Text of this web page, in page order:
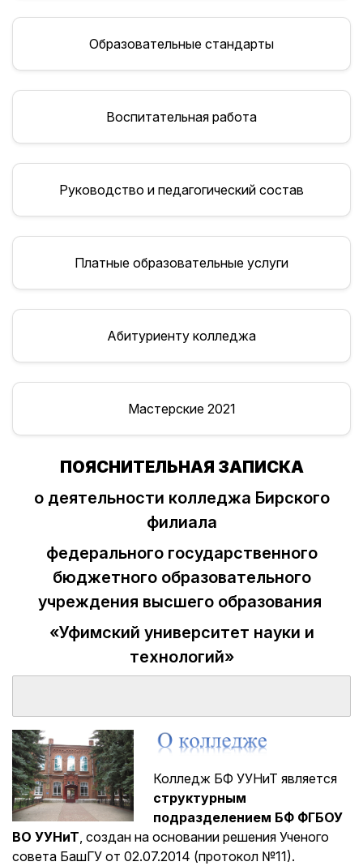
Образовательные стандарты
Воспитательная работа
Руководство и педагогический состав
Платные образовательные услуги
Абитуриенту колледжа
Мастерские 2021
ПОЯСНИТЕЛЬНАЯ ЗАПИСКА
о деятельности колледжа Бирского
филиала
федерального государственного
бюджетного образовательного
учреждения высшего образования
«Уфимский университет науки и
технологий»
Колледж БФ УУНиТ является
структурным
подразделением БФ ФГБОУ
ВО УУНиТ, создан на основании решения Ученого
совета БашГУ от 02.07.2014 (протокол №11).